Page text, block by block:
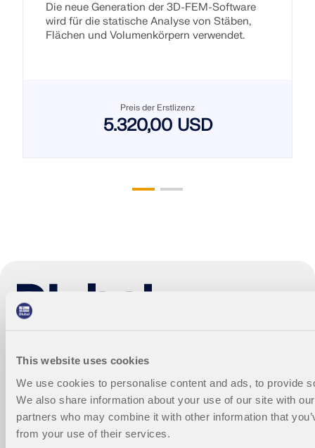
This website uses cookies
We use cookies to personalise content and ads, to provide
We also share information about your use of our site with
partners who may combine it with other information that
from your use of their services.
Die neue Generation der 3D-FEM-Software
wird für die statische Analyse von Stäben,
Flächen und Volumenkörpern verwendet.
Preis der Erstlizenz
5.320,00 USD
Dlubal Software GmbH
Am Zellweg 2
93464 Tiefenbach